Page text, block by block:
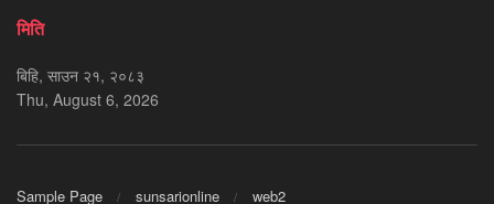
मिति
बिहि, साउन २१, २०८३
Thu, August 6, 2026
Sample Page sunsarionline web2